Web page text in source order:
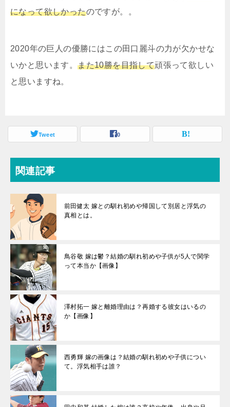
になって欲しかったのですが。。
2020年の巨人の優勝にはこの田口麗斗の力が欠かせな
いかと思います。また10勝を目指して頑張って欲しい
と思いますね。
Tweet 0
関連記事
前田健太 嫁との馴れ初めや帰国して別居と浮気の
真相とは。
鳥谷敬 嫁は鬱？結婚の馴れ初めや子供が5人で関学
って本当か【画像】
澤村拓一 嫁と離婚理由は？再婚する彼女はいるの
か【画像】
西勇輝 嫁の画像は？結婚の馴れ初めや子供につい
て。浮気相手は誰？